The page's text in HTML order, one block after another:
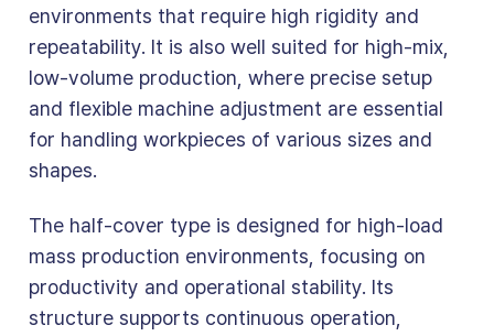
environments that require high rigidity and
repeatability. It is also well suited for high-mix,
low-volume production, where precise setup
and flexible machine adjustment are essential
for handling workpieces of various sizes and
shapes.
The half-cover type is designed for high-load
mass production environments, focusing on
productivity and operational stability. Its
structure supports continuous operation,